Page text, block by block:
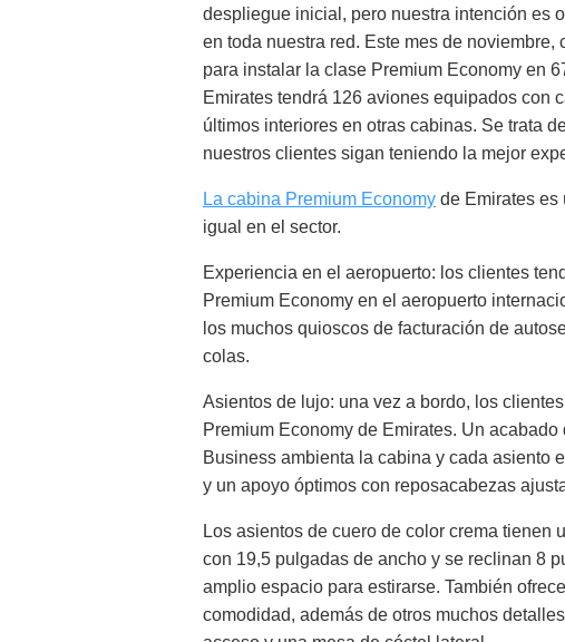
despliegue inicial, pero nuestra intención es
en toda nuestra red. Este mes de
para instalar la clase Premium Economy en
Emirates tendrá 126 aviones equipados con
últimos interiores en otras cabinas. Se trata
nuestros clientes sigan teniendo la mejor
La cabina Premium Economy de Emirates es
igual en el sector.
Experiencia en el aeropuerto: los clientes
Premium Economy en el aeropuerto
los muchos quioscos de facturación de
colas.
Asientos de lujo: una vez a bordo, los
Premium Economy de Emirates. Un
Business ambienta la cabina y cada asiento
y un apoyo óptimos con reposacabezas
Los asientos de cuero de color crema
con 19,5 pulgadas de ancho y se reclinan 8
amplio espacio para estirarse. También
comodidad, además de otros muchos